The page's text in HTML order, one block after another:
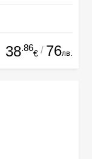
38.86
€ / 76лв.